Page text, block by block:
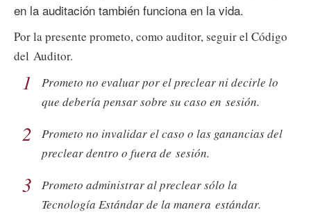
en la auditación también funciona en la vida.
Por la presente prometo, como auditor, seguir el Código
del Auditor.
1
Prometo no evaluar por el preclear ni decirle lo
que debería pensar sobre su caso en sesión.
2
Prometo no invalidar el caso o las ganancias del
preclear dentro o fuera de sesión.
3
Prometo administrar al preclear sólo la
Tecnología Estándar de la manera estándar.